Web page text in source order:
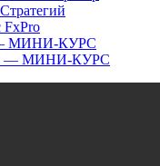
— МИНИ-КУРС
— МИНИ-КУРС